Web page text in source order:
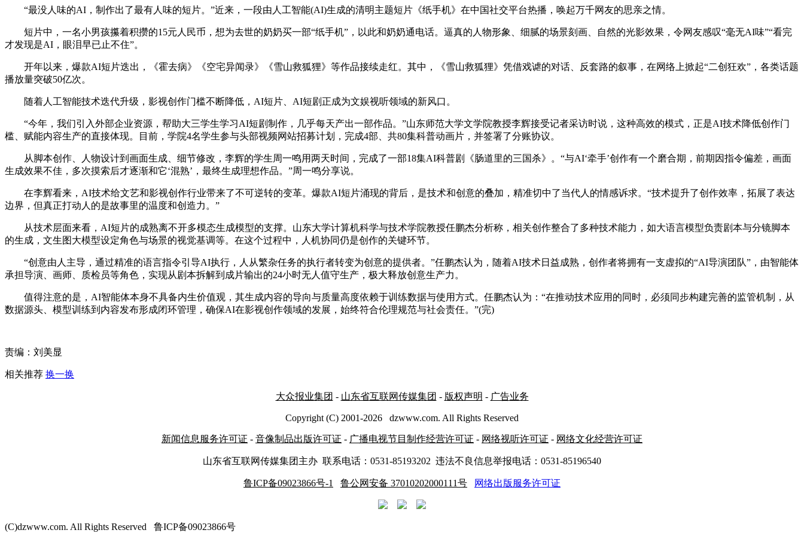
“最没人味的AI，制作出了最有人味的短片。”近来，一段由人工智能(AI)生成的清明主题短片《纸手机》在中国社交平台热播，唤起万千网友的思亲之情。
短片中，一名小男孩攥着积攒的15元人民币，想为去世的奶奶买一部“纸手机”，以此和奶奶通电话。逼真的人物形象、细腻的场景刻画、自然的光影效果，令网友感叹“毫无AI味”“看完
才发现是AI，眼泪早已止不住”。
开年以来，爆款AI短片迭出，《霍去病》《空宅异闻录》《雪山救狐狸》等作品接续走红。其中，《雪山救狐狸》凭借戏谑的对话、反套路的叙事，在网络上掀起“二创狂欢”，各类话题
播放量突破50亿次。
随着人工智能技术迭代升级，影视创作门槛不断降低，AI短片、AI短剧正成为文娱视听领域的新风口。
“今年，我们引入外部企业资源，帮助大三学生学习AI短剧制作，几乎每天产出一部作品。”山东师范大学文学院教授李辉接受记者采访时说，这种高效的模式，正是AI技术降低创作门
槛、赋能内容生产的直接体现。目前，学院4名学生参与头部视频网站招募计划，完成4部、共80集科普动画片，并签署了分账协议。
从脚本创作、人物设计到画面生成、细节修改，李辉的学生周一鸣用两天时间，完成了一部18集AI科普剧《肠道里的三国杀》。“与AI‘牵手’创作有一个磨合期，前期因指令偏差，画面
生成效果不佳，多次摸索后才逐渐和它‘混熟’，最终生成理想作品。”周一鸣分享说。
在李辉看来，AI技术给文艺和影视创作行业带来了不可逆转的变革。爆款AI短片涌现的背后，是技术和创意的叠加，精准切中了当代人的情感诉求。“技术提升了创作效率，拓展了表达
边界，但真正打动人的是故事里的温度和创造力。”
从技术层面来看，AI短片的成熟离不开多模态生成模型的支撑。山东大学计算机科学与技术学院教授任鹏杰分析称，相关创作整合了多种技术能力，如大语言模型负责剧本与分镜脚本
的生成，文生图大模型设定角色与场景的视觉基调等。在这个过程中，人机协同仍是创作的关键环节。
“创意由人主导，通过精准的语言指令引导AI执行，人从繁杂任务的执行者转变为创意的提供者。”任鹏杰认为，随着AI技术日益成熟，创作者将拥有一支虚拟的“AI导演团队”，由智能体
承担导演、画师、质检员等角色，实现从剧本拆解到成片输出的24小时无人值守生产，极大释放创意生产力。
值得注意的是，AI智能体本身不具备内生价值观，其生成内容的导向与质量高度依赖于训练数据与使用方式。任鹏杰认为：“在推动技术应用的同时，必须同步构建完善的监管机制，从
数据源头、模型训练到内容发布形成闭环管理，确保AI在影视创作领域的发展，始终符合伦理规范与社会责任。”(完)
责编：刘美显
相关推荐 换一换
大众报业集团 - 山东省互联网传媒集团 - 版权声明 - 广告业务
Copyright (C) 2001-2026 dzwww.com. All Rights Reserved
新闻信息服务许可证 - 音像制品出版许可证 - 广播电视节目制作经营许可证 - 网络视听许可证 - 网络文化经营许可证
山东省互联网传媒集团主办 联系电话：0531-85193202 违法不良信息举报电话：0531-85196540
鲁ICP备09023866号-1 鲁公网安备 37010202000111号 网络出版服务许可证
(C)dzwww.com. All Rights Reserved 鲁ICP备09023866号